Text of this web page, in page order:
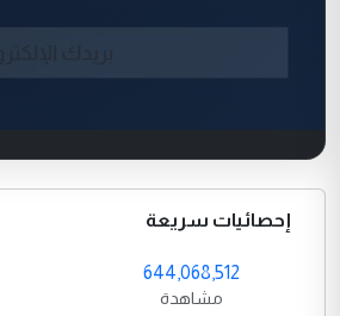
إحصائيات سريعة
644,068,512
مشاهدة